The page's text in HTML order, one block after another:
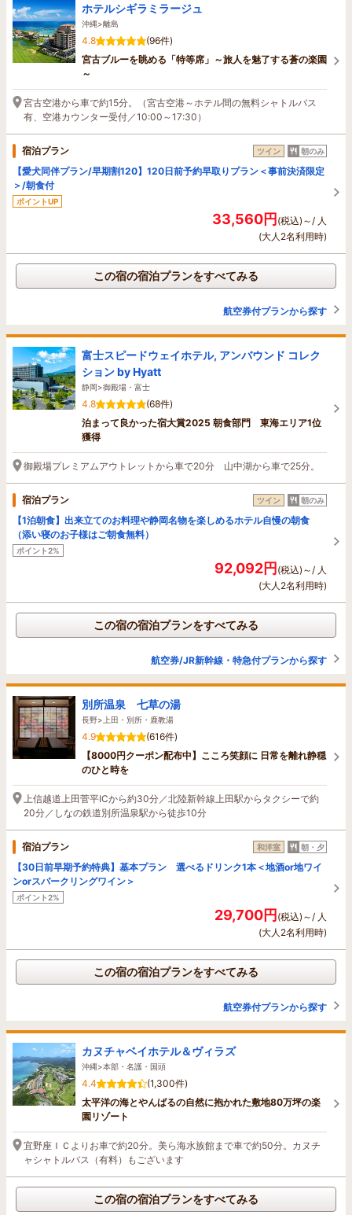
ホテルシギラミラージュ
沖縄>離島
4.8
(96件)
宮古ブルーを眺める「特等席」～旅人を魅了する蒼の楽園
～
宮古空港から車で約15分。（宮古空港～ホテル間の無料シャトルバス
有、空港カウンター受付／10:00～17:30）
宿泊プラン ツイン 朝のみ
【愛犬同伴プラン/早期割120】120日前予約早取りプラン＜事前決済限定
＞/朝食付
ポイントUP
33,560円(税込)～/ 人
(大人2名利用時)
この宿の宿泊プランをすべてみる
航空券付プランから探す
富士スピードウェイホテル, アンバウンド コレク
ション by Hyatt
静岡>御殿場・富士
4.8
(68件)
泊まって良かった宿大賞2025 朝食部門 東海エリア1位
獲得
御殿場プレミアムアウトレットから車で20分 山中湖から車で25分。
宿泊プラン ツイン 朝のみ
【1泊朝食】出来立てのお料理や静岡名物を楽しめるホテル自慢の朝食
（添い寝のお子様はご朝食無料）
ポイント2%
92,092円(税込)～/ 人
(大人2名利用時)
この宿の宿泊プランをすべてみる
航空券/JR新幹線・特急付プランから探す
別所温泉 七草の湯
長野>上田・別所・鹿教湯
4.9
(616件)
【8000円クーポン配布中】こころ笑顔に 日常を離れ静穏
のひと時を
上信越道上田菅平ICから約30分／北陸新幹線上田駅からタクシーで約
20分／しなの鉄道別所温泉駅から徒歩10分
宿泊プラン 和洋室 朝・夕
【30日前早期予約特典】基本プラン 選べるドリンク1本＜地酒or地ワイ
ンorスパークリングワイン＞
ポイント2%
29,700円(税込)～/ 人
(大人2名利用時)
この宿の宿泊プランをすべてみる
航空券付プランから探す
カヌチャベイホテル＆ヴィラズ
沖縄>本部・名護・国頭
4.4
(1,300件)
太平洋の海とやんばるの自然に抱かれた敷地80万坪の楽
園リゾート
宜野座ＩＣよりお車で約20分。美ら海水族館まで車で約50分。カヌチ
ャシャトルバス（有料）もございます
この宿の宿泊プランをすべてみる